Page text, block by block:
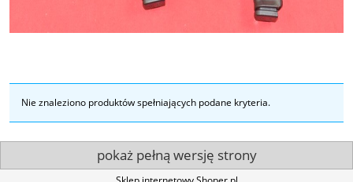
Nie znaleziono produktów spełniających podane kryteria.
pokaż pełną wersję strony